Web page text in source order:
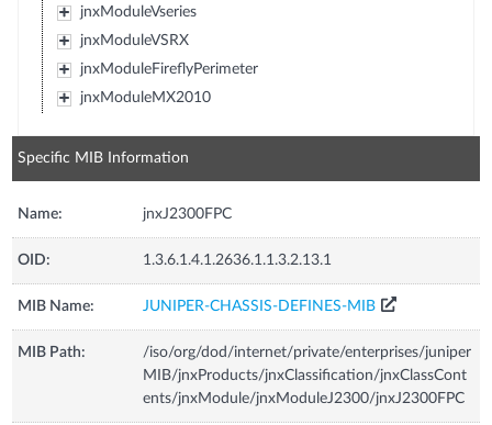
jnxModuleVseries
jnxModuleVSRX
jnxModuleFireflyPerimeter
jnxModuleMX2010
Specific MIB Information
Name: jnxJ2300FPC
OID: 1.3.6.1.4.1.2636.1.1.3.2.13.1
MIB Name: JUNIPER-CHASSIS-DEFINES-MIB
MIB Path:
/iso/org/dod/internet/private/enterprises/juniper
MIB/jnxProducts/jnxClassification/jnxClassCont
ents/jnxModule/jnxModuleJ2300/jnxJ2300FPC